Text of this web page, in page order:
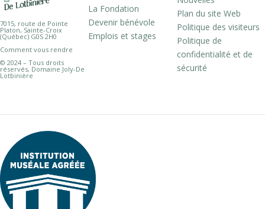
7015, route de Pointe
Platon, Sainte-Croix
(Québec) G0S 2H0
Comment vous rendre
© 2024 – Tous droits
réservés, Domaine Joly-De
Lotbinière
La Fondation
Devenir bénévole
Emplois et stages
Plan du site Web
Politique des visiteurs
Politique de
confidentialité et de
sécurité